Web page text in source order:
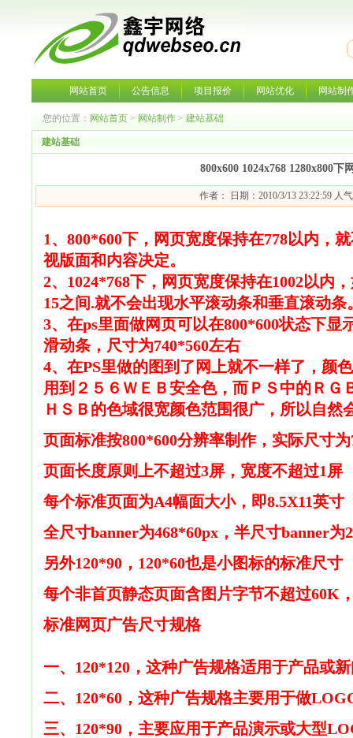
网站首页 公告信息 项目报价 网站优化 网站制
您的位置： 网站首页 > 网站制作 > 建站基础
建站基础
800x600 1024x768 1280x800下
作者： 日期：2010/3/13 23:22:59 人
1、800*600下，网页宽度保持在778以内，
视版面和内容决定。
2、1024*768下，网页宽度保持在1002以内
15之间.就不会出现水平滚动条和垂直滚动条
3、在ps里面做网页可以在800*600状态下显
滑动条，尺寸为740*560左右
4、在PS里做的图到了网上就不一样了，颜
用到２５６ＷＥＢ安全色，而ＰＳ中的ＲＧ
ＨＳＢ的色域很宽颜色范围很广，所以自然
页面标准按800*600分辨率制作，实际尺寸为
页面长度原则上不超过3屏，宽度不超过1屏
每个标准页面为A4幅面大小，即8.5X11英寸
全尺寸banner为468*60px，半尺寸banner为
另外120*90，120*60也是小图标的标准尺寸
每个非首页静态页面含图片字节不超过60K
标准网页广告尺寸规格
一、120*120，这种广告规格适用于产品或
二、120*60，这种广告规格主要用于做
三、120*90，主要应用于产品演示或大型